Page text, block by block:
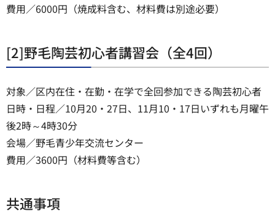
費用／6000円（焼成料含む、材料費は別途必要）
[2]野毛陶芸初心者講習会（全4回）
対象／区内在住・在勤・在学で全回参加できる陶芸初心者
日時・日程／10月20・27日、11月10・17日いずれも月曜午
後2時～4時30分
会場／野毛青少年交流センター
費用／3600円（材料費等含む）
共通事項